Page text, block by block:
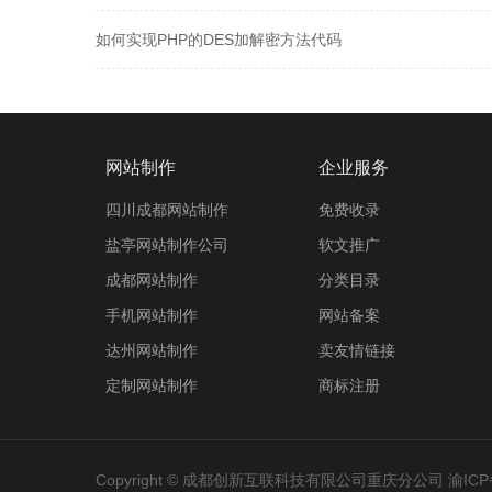
如何实现PHP的DES加解密方法代码
网站制作
四川成都网站制作
盐亭网站制作公司
成都网站制作
手机网站制作
达州网站制作
定制网站制作
企业服务
免费收录
软文推广
分类目录
网站备案
卖友情链接
商标注册
Copyright © 成都创新互联科技有限公司重庆分公司 渝